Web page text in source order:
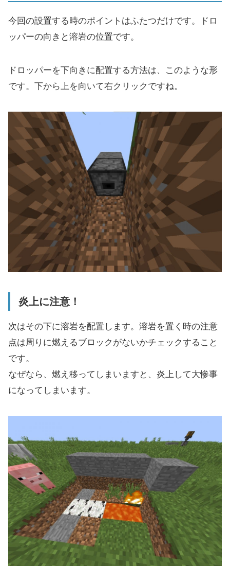
今回の設置する時のポイントはふたつだけです。ドロ
ッパーの向きと溶岩の位置です。
ドロッパーを下向きに配置する方法は、このような形
です。下から上を向いて右クリックですね。
炎上に注意！
次はその下に溶岩を配置します。溶岩を置く時の注意
点は周りに燃えるブロックがないかチェックすること
です。
なぜなら、燃え移ってしまいますと、炎上して大惨事
になってしまいます。